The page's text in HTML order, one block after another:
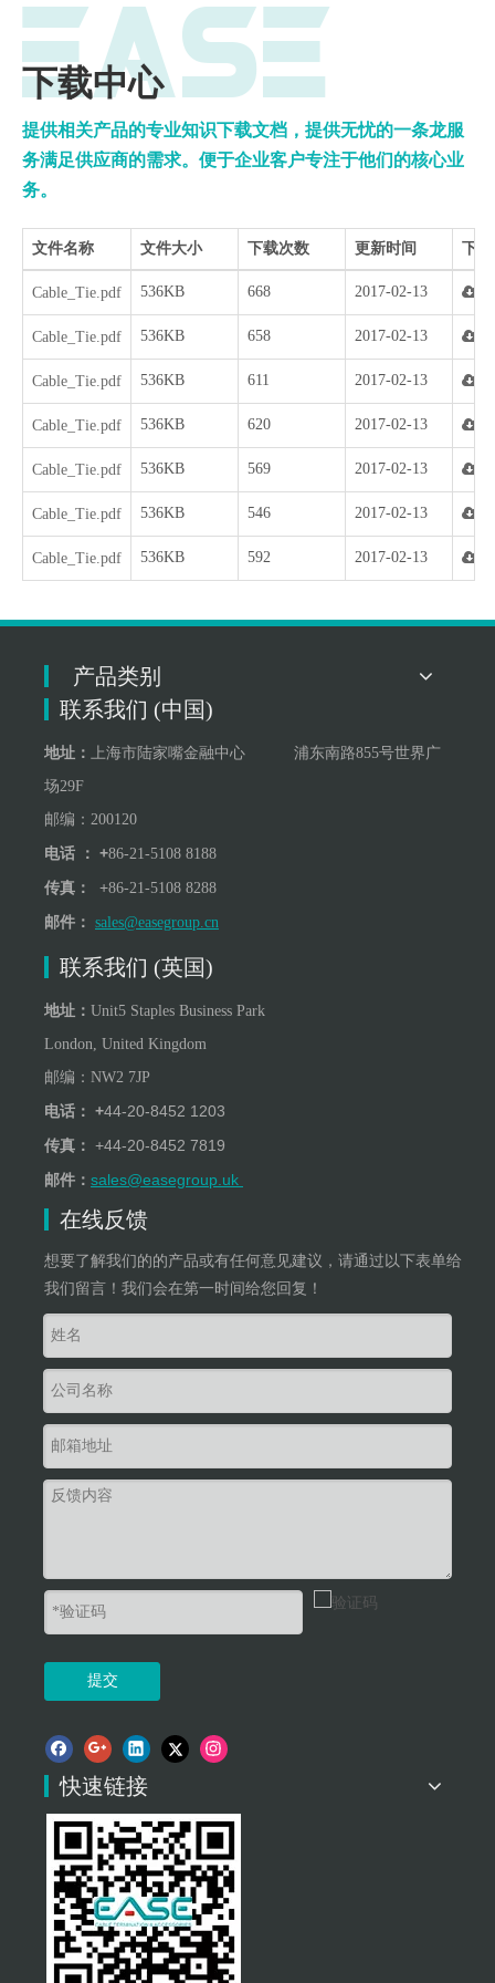
点击联系我们
下载中心
提供相关产品的专业知识下载文档，提供无忧的一条龙服
务满足供应商的需求。便于企业客户专注于他们的核心业
务。
文件名称 文件大小 下载次数 更新时间 下载
Cable_Tie.pdf 536KB 668 2017-02-13
Cable_Tie.pdf 536KB 658 2017-02-13
Cable_Tie.pdf 536KB 611 2017-02-13
Cable_Tie.pdf 536KB 620 2017-02-13
Cable_Tie.pdf 536KB 569 2017-02-13
Cable_Tie.pdf 536KB 546 2017-02-13
Cable_Tie.pdf 536KB 592 2017-02-13
产品类别
联系我们 (中国)
地址：
上海市陆家嘴金融中心 浦东南路855号世界广
场29F
邮编：200120
电话 ： +86-21-5108 8188
传真： +86-21-5108 8288
邮件： sales@easegroup.cn
联系我们 (英国)
地址： Unit5 Staples Business Park
London, United Kingdom
邮编： NW2 7JP
电话： +44-20-8452 1203
传真： +44-20-8452 7819
邮件： sales@easegroup.uk
在线反馈
想要了解我们的的产品或有任何意见建议，请通过以下表单给
我们留言！我们会在第一时间给您回复！
提交
快速链接